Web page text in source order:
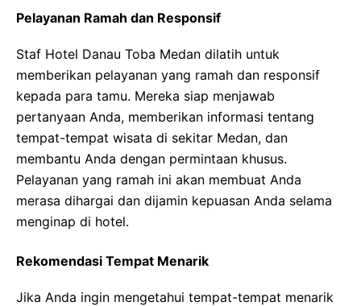
Pelayanan Ramah dan Responsif
Staf Hotel Danau Toba Medan dilatih untuk
memberikan pelayanan yang ramah dan responsif
kepada para tamu. Mereka siap menjawab
pertanyaan Anda, memberikan informasi tentang
tempat-tempat wisata di sekitar Medan, dan
membantu Anda dengan permintaan khusus.
Pelayanan yang ramah ini akan membuat Anda
merasa dihargai dan dijamin kepuasan Anda selama
menginap di hotel.
Rekomendasi Tempat Menarik
Jika Anda ingin mengetahui tempat-tempat menarik